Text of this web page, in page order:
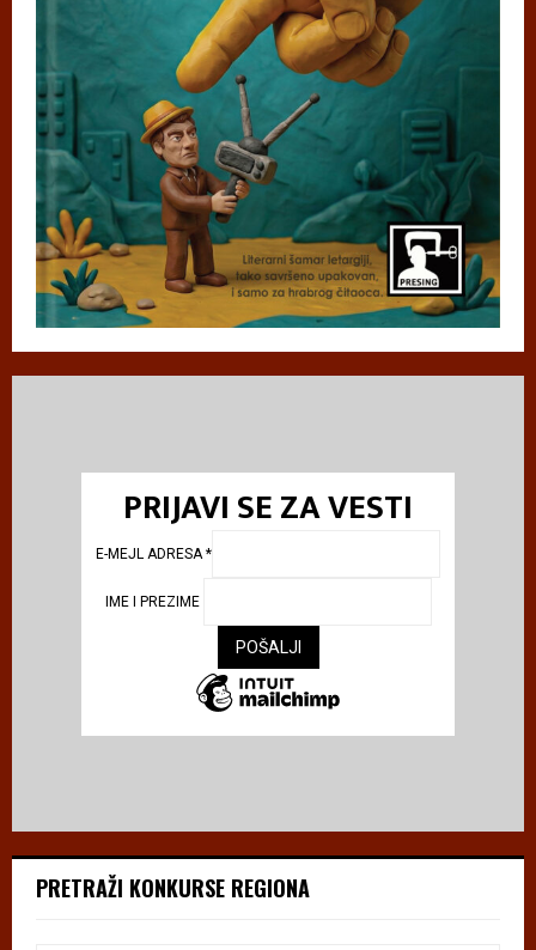
PRIJAVI SE ZA VESTI
E-MEJL ADRESA *
IME I PREZIME
PRETRAŽI KONKURSE REGIONA